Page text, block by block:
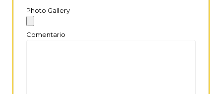
Photo Gallery
Comentario